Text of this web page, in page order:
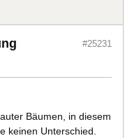
#25231
Bäumen, in diesem
keinen Unterschied.